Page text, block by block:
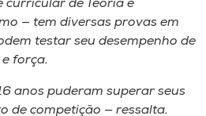
de Teoria e
— tem diversas provas ​em
testar seu desempenho de
força.
anos puderam superar seus
de competição — ressalta.